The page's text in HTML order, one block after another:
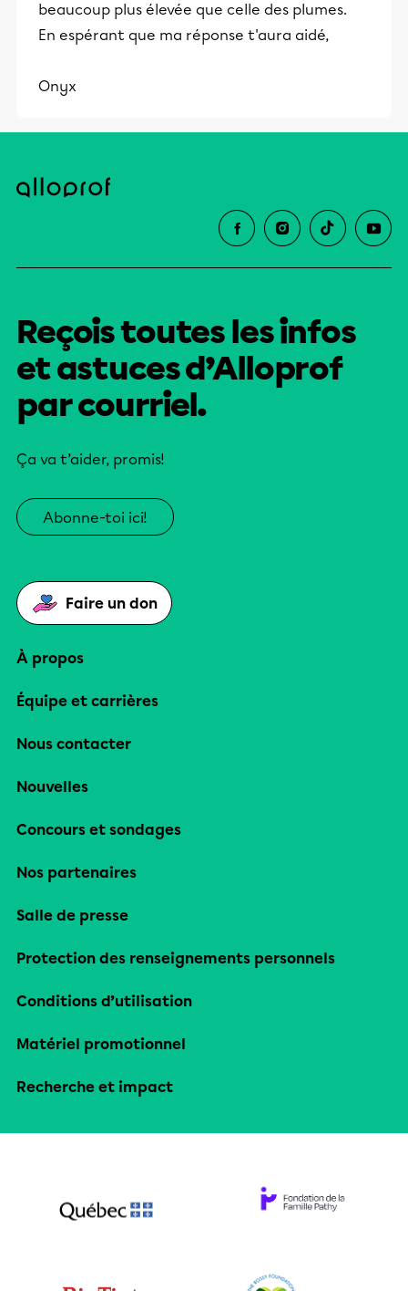
beaucoup plus élevée que celle des plumes.
En espérant que ma réponse t'aura aidé,
Onyx
Reçois toutes les infos
et astuces d’Alloprof
par courriel.
Ça va t’aider, promis!
Abonne-toi ici!
Faire un don
À propos
Équipe et carrières
Nous contacter
Nouvelles
Concours et sondages
Nos partenaires
Salle de presse
Protection des renseignements personnels
Conditions d’utilisation
Matériel promotionnel
Recherche et impact